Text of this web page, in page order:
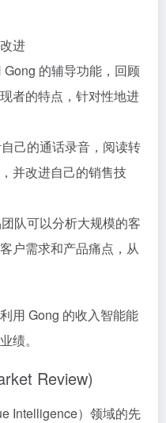
进
的辅导功能，回顾
者的特点，针对性地进
己的通话录音，阅读转
并改进自己的销售技
队可以分析大规模的客
户需求和产品痛点，从
用 Gong 的收入智能能
绩。
Review)
Intelligence）领域的先